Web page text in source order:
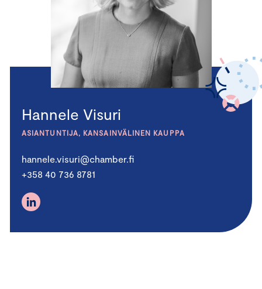
Hannele Visuri
ASIANTUNTIJA, KANSAINVÄLINEN KAUPPA
hannele.visuri@chamber.fi
+358 40 736 8781